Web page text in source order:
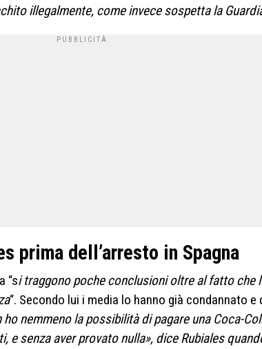
illegalmente, come invece sospetta la
prima dell’arresto in Spagna
“si traggono poche conclusioni oltre al fatto che
“. Secondo lui i media lo hanno già condannato e
ho nemmeno la possibilità di pagare una Coca-
e senza aver provato nulla», dice Rubiales